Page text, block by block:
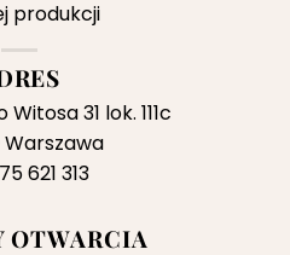
31 lok. 111c
621 313
OTWARCIA